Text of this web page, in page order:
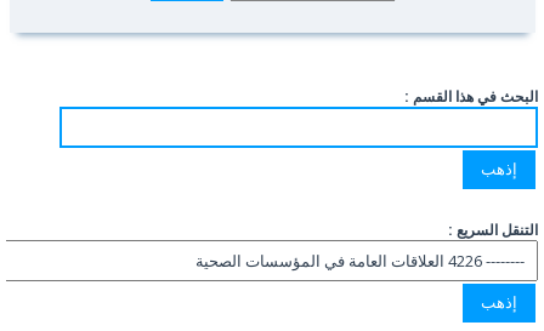
البحث في هذا القسم :
التنقل السريع :